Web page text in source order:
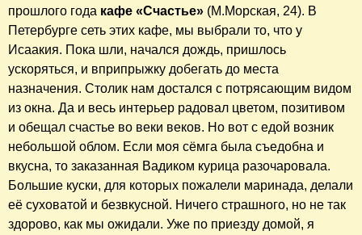
прошлого года кафе «Счастье» (М.Морская, 24). В
Петербурге сеть этих кафе, мы выбрали то, что у
Исаакия. Пока шли, начался дождь, пришлось
ускоряться, и вприпрыжку добегать до места
назначения. Столик нам достался с потрясающим видом
из окна. Да и весь интерьер радовал цветом, позитивом
и обещал счастье во веки веков. Но вот с едой возник
небольшой облом. Если моя сёмга была съедобна и
вкусна, то заказанная Вадиком курица разочаровала.
Большие куски, для которых пожалели маринада, делали
её суховатой и безвкусной. Ничего страшного, но не так
здорово, как мы ожидали. Уже по приезду домой, я